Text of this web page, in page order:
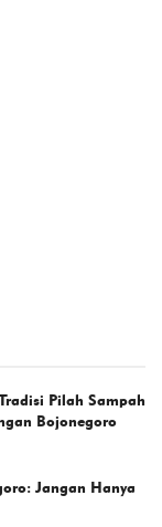
Pilah Sampah
Bojonegoro
Jangan Hanya